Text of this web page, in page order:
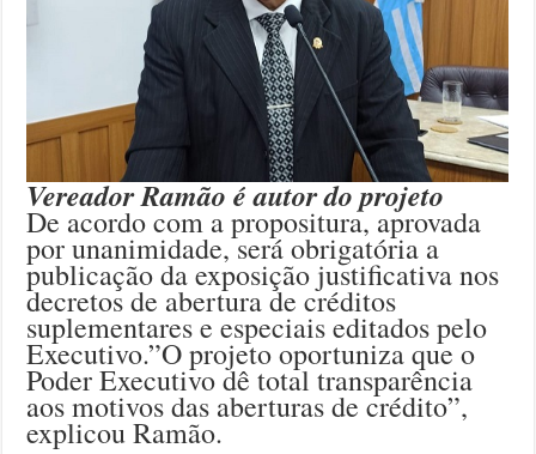
Vereador Ramão é autor do projeto
De acordo com a propositura, aprovada
por unanimidade, será obrigatória a
publicação da exposição justificativa nos
decretos de abertura de créditos
suplementares e especiais editados pelo
Executivo.”O projeto oportuniza que o
Poder Executivo dê total transparência
aos motivos das aberturas de crédito”,
explicou Ramão.